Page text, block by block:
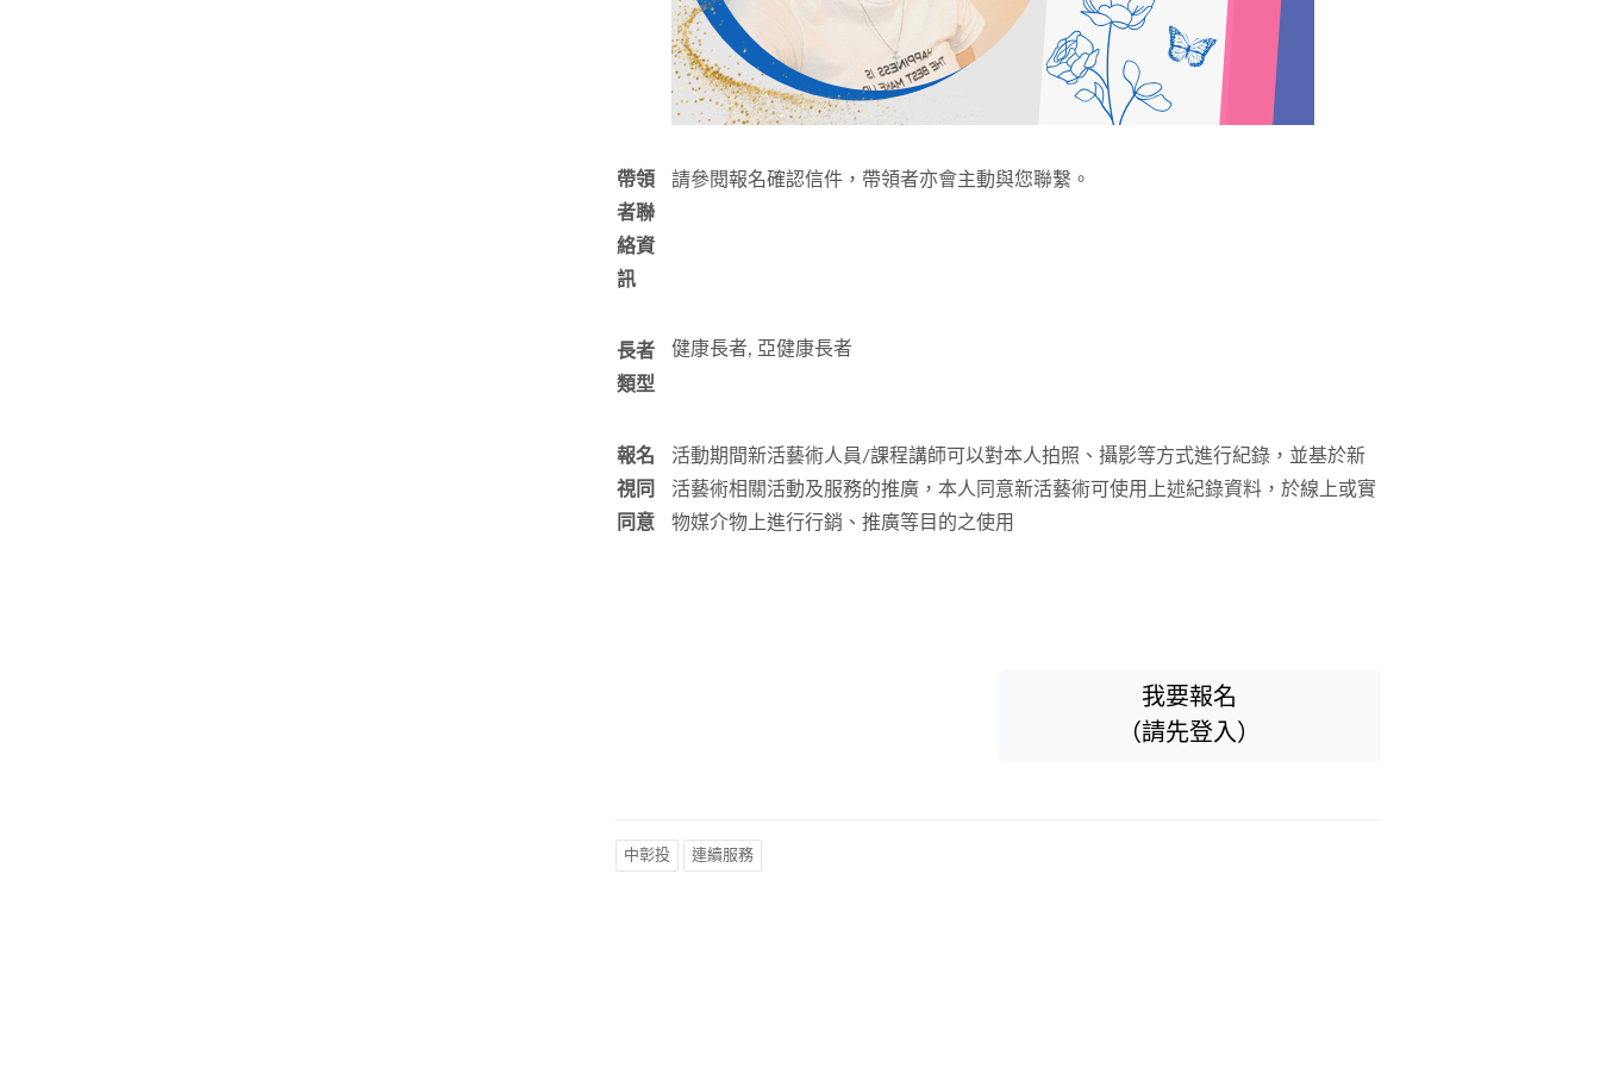
帶領
者聯
絡資
訊
請參閱報名確認信件，帶領者亦會主動與您聯繫。
長者
類型
健康長者, 亞健康長者
報名
視同
同意
活動期間新活藝術人員/課程講師可以對本人拍照、攝影等方式進行紀錄，並基於新
活藝術相關活動及服務的推廣，本人同意新活藝術可使用上述紀錄資料，於線上或實
物媒介物上進行行銷、推廣等目的之使用
我要報名
（請先登入）
中彰投 連續服務